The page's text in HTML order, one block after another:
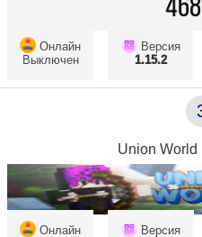
Онлайн
Выключен
Версия
1.15.2
Union World
Онлайн
Версия